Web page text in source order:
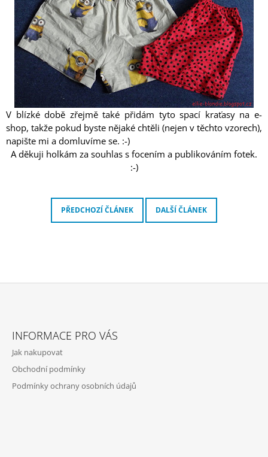
V blízké době zřejmě také přidám tyto spací kraťasy na e-
shop, takže pokud byste nějaké chtěli (nejen v těchto vzorech),
napište mi a domluvíme se. :-)
A děkuji holkám za souhlas s focením a publikováním fotek.
:-)
PŘEDCHOZÍ ČLÁNEK DALŠÍ ČLÁNEK
INFORMACE PRO VÁS
Jak nakupovat
Obchodní podmínky
Podmínky ochrany osobních údajů